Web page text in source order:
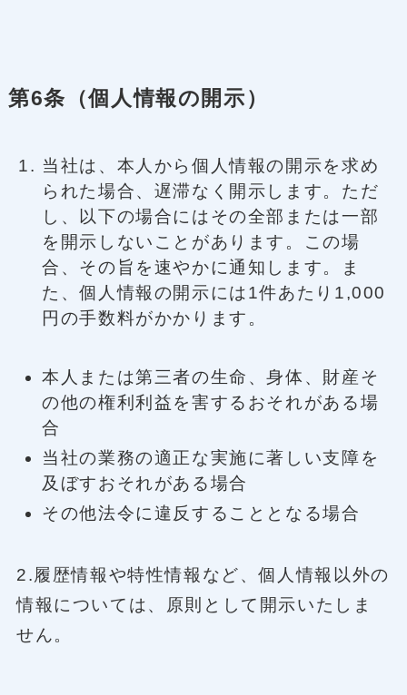
第6条（個人情報の開示）
当社は、本人から個人情報の開示を求め
られた場合、遅滞なく開示します。ただ
し、以下の場合にはその全部または一部
を開示しないことがあります。この場
合、その旨を速やかに通知します。ま
た、個人情報の開示には1件あたり1,000
円の手数料がかかります。
本人または第三者の生命、身体、財産そ
の他の権利利益を害するおそれがある場
合
当社の業務の適正な実施に著しい支障を
及ぼすおそれがある場合
その他法令に違反することとなる場合
2.履歴情報や特性情報など、個人情報以外の
情報については、原則として開示いたしま
せん。